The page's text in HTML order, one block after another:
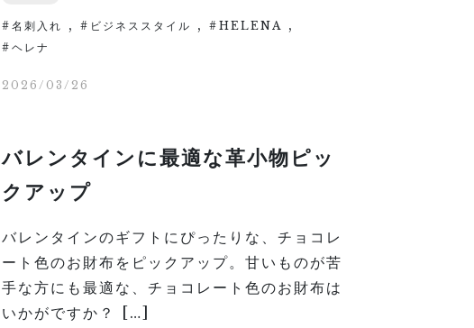
名刺入れ , ビジネススタイル , HELENA ,
ヘレナ
2026/03/26
バレンタインに最適な革小物ピッ
クアップ
バレンタインのギフトにぴったりな、チョコレ
ート色のお財布をピックアップ。甘いものが苦
手な方にも最適な、チョコレート色のお財布は
いかがですか？ […]